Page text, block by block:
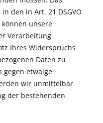
den in Art. 21 DSGVO
können unsere
Verarbeitung
Ihres Widerspruchs
Daten zu
gegen etwaige
wir unmittelbar
der bestehenden